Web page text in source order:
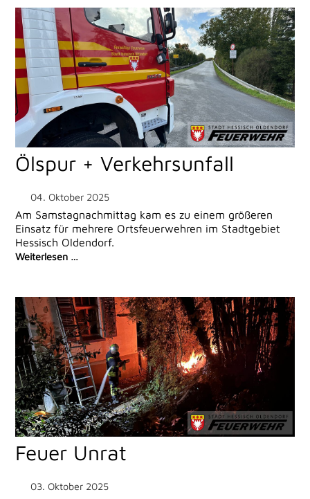
Ölspur + Verkehrsunfall
04. Oktober 2025
Am Samstagnachmittag kam es zu einem größeren
Einsatz für mehrere Ortsfeuerwehren im Stadtgebiet
Hessisch Oldendorf.
Weiterlesen …
Feuer Unrat
03. Oktober 2025